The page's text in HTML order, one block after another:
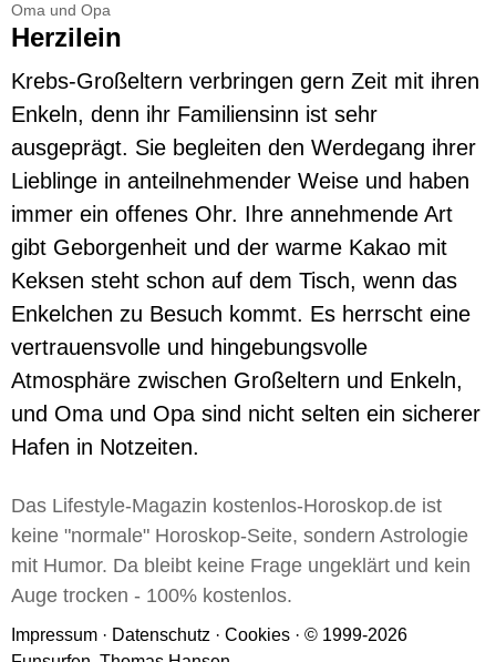
Oma und Opa
Herzilein
Krebs-Großeltern verbringen gern Zeit mit ihren
Enkeln, denn ihr Familiensinn ist sehr
ausgeprägt. Sie begleiten den Werdegang ihrer
Lieblinge in anteilnehmender Weise und haben
immer ein offenes Ohr. Ihre annehmende Art
gibt Geborgenheit und der warme Kakao mit
Keksen steht schon auf dem Tisch, wenn das
Enkelchen zu Besuch kommt. Es herrscht eine
vertrauensvolle und hingebungsvolle
Atmosphäre zwischen Großeltern und Enkeln,
und Oma und Opa sind nicht selten ein sicherer
Hafen in Notzeiten.
Das Lifestyle-Magazin kostenlos-Horoskop.de ist
keine "normale" Horoskop-Seite, sondern Astrologie
mit Humor. Da bleibt keine Frage ungeklärt und kein
Auge trocken - 100% kostenlos.
Impressum · Datenschutz · Cookies · © 1999-2026